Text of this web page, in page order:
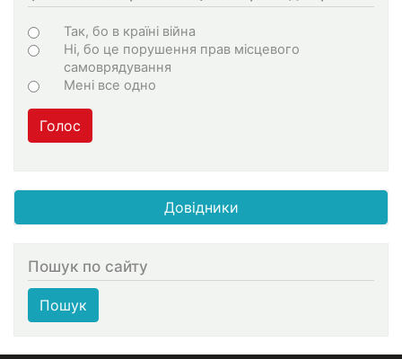
Choices
Так, бо в країні війна
Ні, бо це порушення прав місцевого
самоврядування
Мені все одно
Голос
Довідники
Пошук по сайту
Пошук